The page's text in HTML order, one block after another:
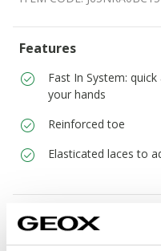
Features
Fast In System:
your hands
Reinforced toe
Elasticated laces to
Materials